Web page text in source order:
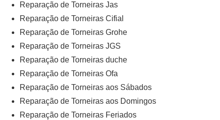
Reparação de Torneiras Jas
Reparação de Torneiras Cifial
Reparação de Torneiras Grohe
Reparação de Torneiras JGS
Reparação de Torneiras duche
Reparação de Torneiras Ofa
Reparação de Torneiras aos Sábados
Reparação de Torneiras aos Domingos
Reparação de Torneiras Feriados